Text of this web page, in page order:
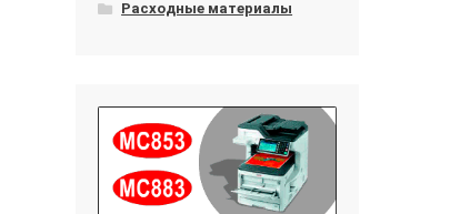
Расходные материалы